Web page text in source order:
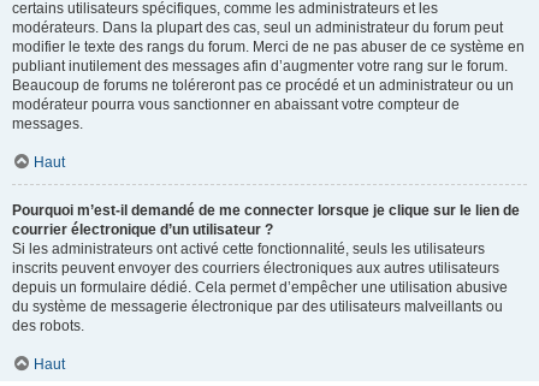
certains utilisateurs spécifiques, comme les administrateurs et les
modérateurs. Dans la plupart des cas, seul un administrateur du forum peut
modifier le texte des rangs du forum. Merci de ne pas abuser de ce système en
publiant inutilement des messages afin d’augmenter votre rang sur le forum.
Beaucoup de forums ne toléreront pas ce procédé et un administrateur ou un
modérateur pourra vous sanctionner en abaissant votre compteur de
messages.
Haut
Pourquoi m’est-il demandé de me connecter lorsque je clique sur le lien de
courrier électronique d’un utilisateur ?
Si les administrateurs ont activé cette fonctionnalité, seuls les utilisateurs
inscrits peuvent envoyer des courriers électroniques aux autres utilisateurs
depuis un formulaire dédié. Cela permet d’empêcher une utilisation abusive
du système de messagerie électronique par des utilisateurs malveillants ou
des robots.
Haut